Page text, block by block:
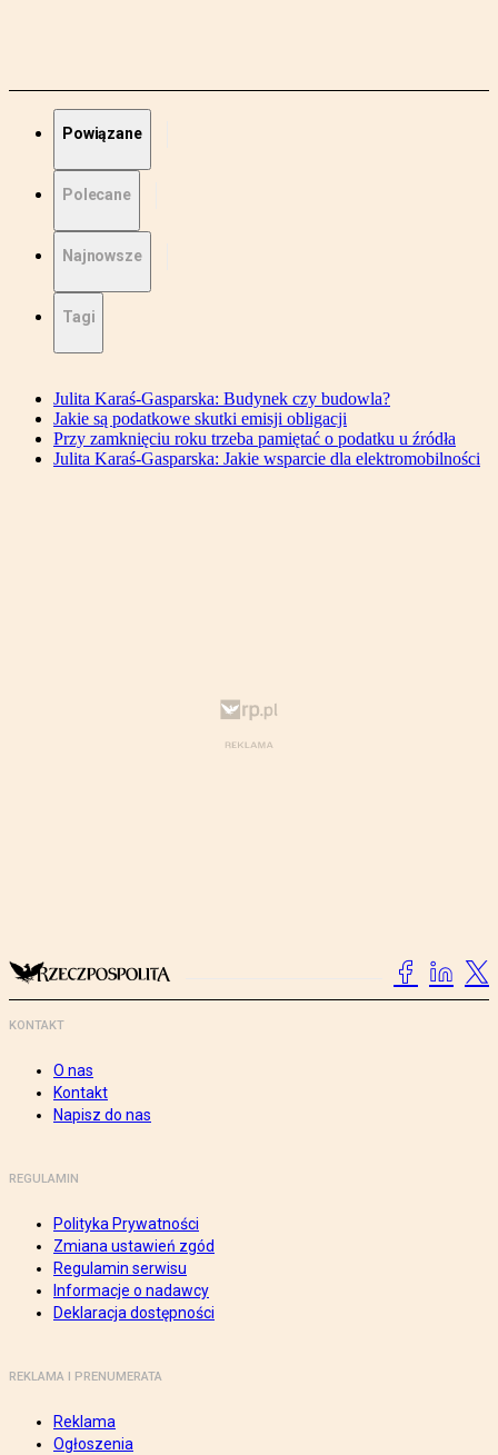
Powiązane
Polecane
Najnowsze
Tagi
Julita Karaś-Gasparska: Budynek czy budowla?
Jakie są podatkowe skutki emisji obligacji
Przy zamknięciu roku trzeba pamiętać o podatku u źródła
Julita Karaś-Gasparska: Jakie wsparcie dla elektromobilności
KONTAKT
O nas
Kontakt
Napisz do nas
REGULAMIN
Polityka Prywatności
Zmiana ustawień zgód
Regulamin serwisu
Informacje o nadawcy
Deklaracja dostępności
REKLAMA I PRENUMERATA
Reklama
Ogłoszenia